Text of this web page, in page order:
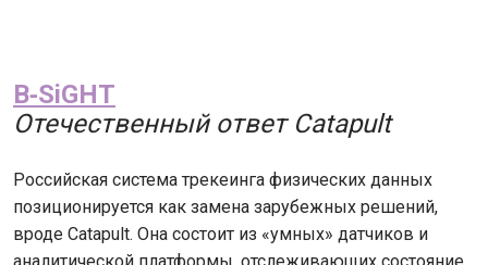
B‑SiGHT
Отечественный ответ Catapult
Российская система трекеинга физических данных
позиционируется как замена зарубежных решений,
вроде Catapult. Она состоит из «умных» датчиков и